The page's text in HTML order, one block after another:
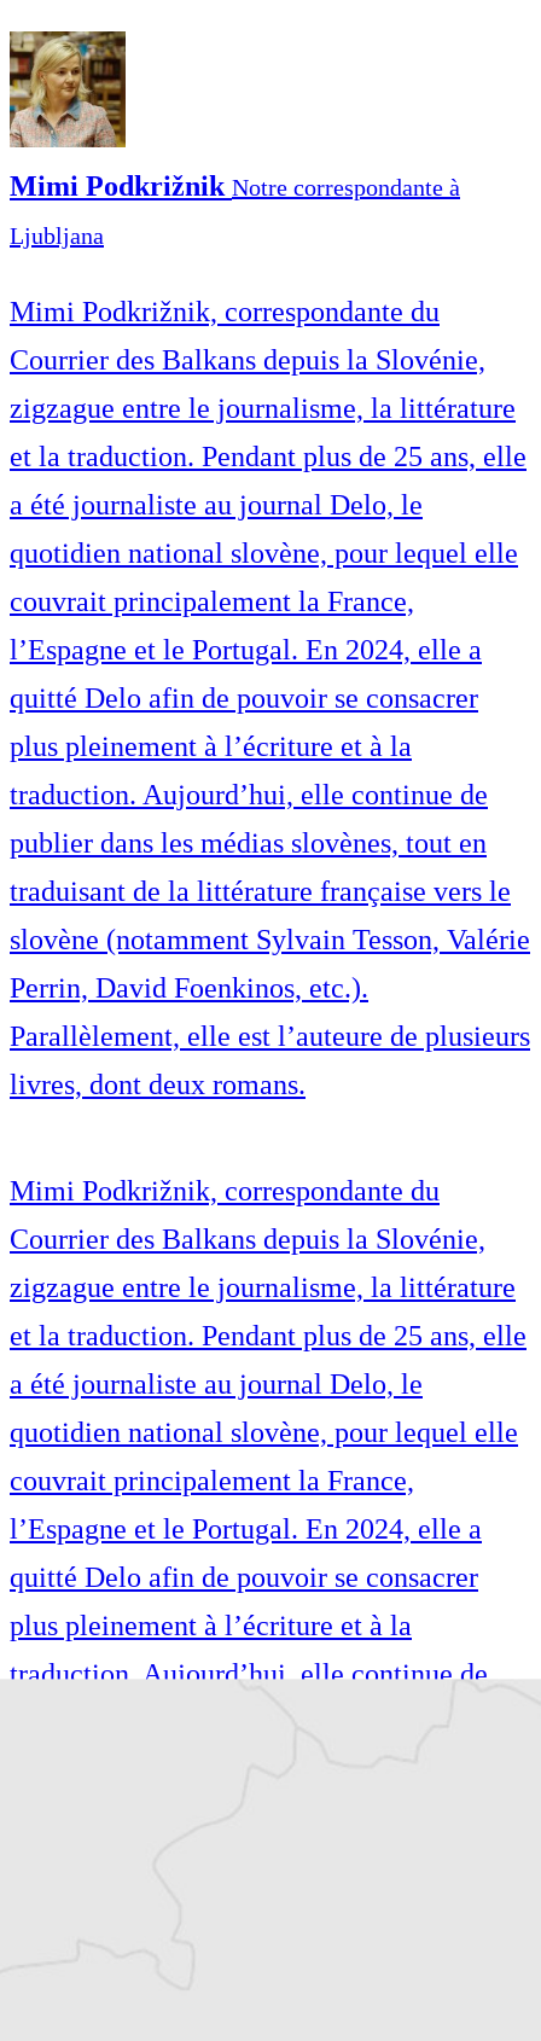
Mimi Podkrižnik Notre correspondante à
Ljubljana
Mimi Podkrižnik, correspondante du
Courrier des Balkans depuis la Slovénie,
zigzague entre le journalisme, la littérature
et la traduction. Pendant plus de 25 ans, elle
a été journaliste au journal Delo, le
quotidien national slovène, pour lequel elle
couvrait principalement la France,
l’Espagne et le Portugal. En 2024, elle a
quitté Delo afin de pouvoir se consacrer
plus pleinement à l’écriture et à la
traduction. Aujourd’hui, elle continue de
publier dans les médias slovènes, tout en
traduisant de la littérature française vers le
slovène (notamment Sylvain Tesson, Valérie
Perrin, David Foenkinos, etc.).
Parallèlement, elle est l’auteure de plusieurs
livres, dont deux romans.
Mimi Podkrižnik, correspondante du
Courrier des Balkans depuis la Slovénie,
zigzague entre le journalisme, la littérature
et la traduction. Pendant plus de 25 ans, elle
a été journaliste au journal Delo, le
quotidien national slovène, pour lequel elle
couvrait principalement la France,
l’Espagne et le Portugal. En 2024, elle a
quitté Delo afin de pouvoir se consacrer
plus pleinement à l’écriture et à la
traduction. Aujourd’hui, elle continue de